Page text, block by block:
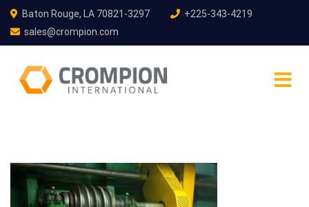
Baton Rouge, LA 70821-3297
+225-343-4219
sales@crompion.com